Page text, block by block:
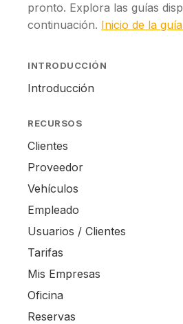
pronto. Explora las guías
continuación. Inicio de la
INTRODUCCIÓN
Introducción
RECURSOS
Clientes
Proveedor
Vehículos
Empleado
Usuarios / Clientes
Tarifas
Mis Empresas
Oficina
Reservas